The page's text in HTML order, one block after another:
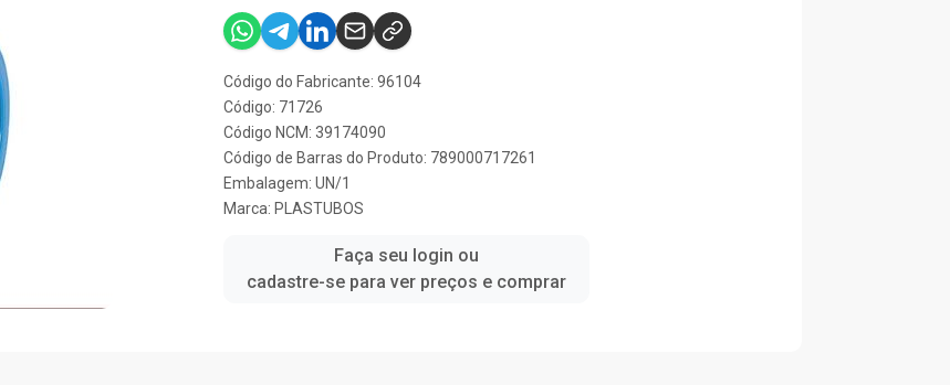
Código do Fabricante: 96104
Código: 71726
Código NCM: 39174090
Código de Barras do Produto: 789000717261
Embalagem: UN/1
Marca: PLASTUBOS
Faça seu login ou
cadastre-se para ver preços e comprar